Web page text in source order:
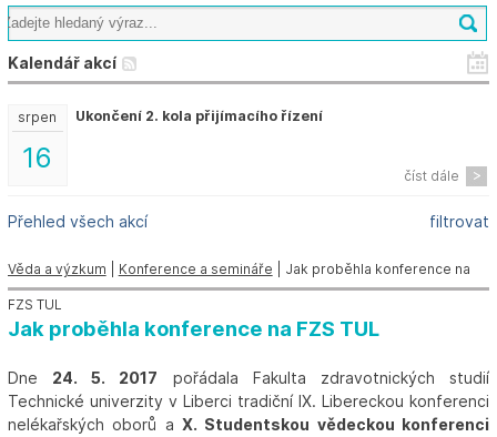
Kalendář akcí
16
srpen Ukončení 2. kola přijímacího řízení
číst dále
Přehled všech akcí filtrovat
Věda a výzkum Konference a semináře | Jak proběhla konference na
FZS TUL
Jak proběhla konference na FZS TUL
Dne 24. 5. 2017 pořádala Fakulta zdravotnických studií
Technické univerzity v Liberci tradiční IX. Libereckou konferenci
nelékařských oborů a X. Studentskou vědeckou konferenci